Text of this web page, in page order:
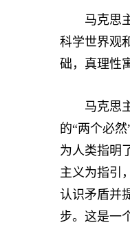
马克思主
科学世界观
础，真理性
马克思主
的“两个必
为人类指明
主义为指引
认识矛盾并
步。这是一